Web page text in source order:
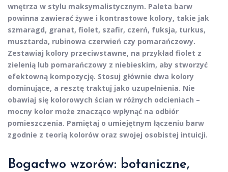
wnętrza w stylu maksymalistycznym. Paleta barw
powinna zawierać żywe i kontrastowe kolory, takie jak
szmaragd, granat, fiolet, szafir, czerń, fuksja, turkus,
musztarda, rubinowa czerwień czy pomarańczowy.
Zestawiaj kolory przeciwstawne, na przykład fiolet z
zielenią lub pomarańczowy z niebieskim, aby stworzyć
efektowną kompozycję. Stosuj głównie dwa kolory
dominujące, a resztę traktuj jako uzupełnienia. Nie
obawiaj się kolorowych ścian w różnych odcieniach –
mocny kolor może znacząco wpłynąć na odbiór
pomieszczenia. Pamiętaj o umiejętnym łączeniu barw
zgodnie z teorią kolorów oraz swojej osobistej intuicji.
Bogactwo wzorów: botaniczne,